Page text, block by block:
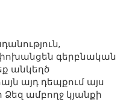
գերբնական
անկեղծ
այդ դեպքում այս
Ձեզ ամբողջ կյանքի